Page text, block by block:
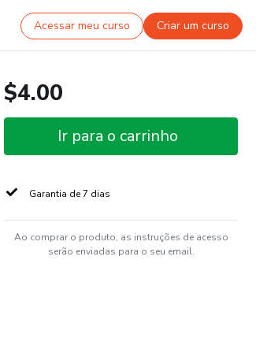
Acessar meu curso Criar um curso
$4.00
Ir para o carrinho
Garantia de 7 dias
Ao comprar o produto, as instruções de acesso
serão enviadas para o seu email.